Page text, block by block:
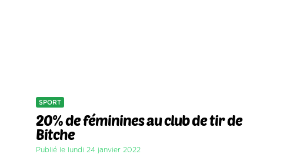
SPORT
20% de féminines au club de tir de
Bitche
Publié le lundi 24 janvier 2022